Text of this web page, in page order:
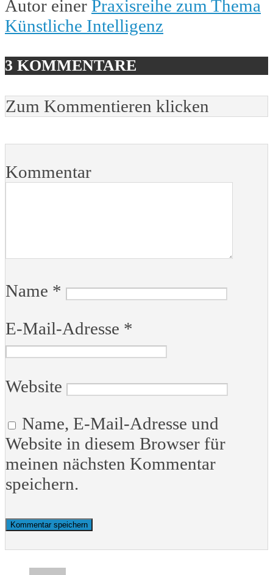
Autor einer Praxisreihe zum Thema
Künstliche Intelligenz
3 KOMMENTARE
Zum Kommentieren klicken
Kommentar
Name *
E-Mail-Adresse *
Website
Name, E-Mail-Adresse und
Website in diesem Browser für
meinen nächsten Kommentar
speichern.